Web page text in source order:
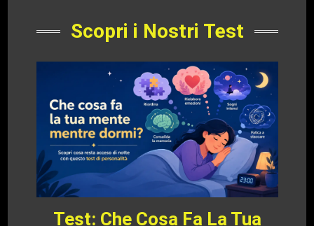
Scopri i Nostri Test
Test: Che Cosa Fa La Tua